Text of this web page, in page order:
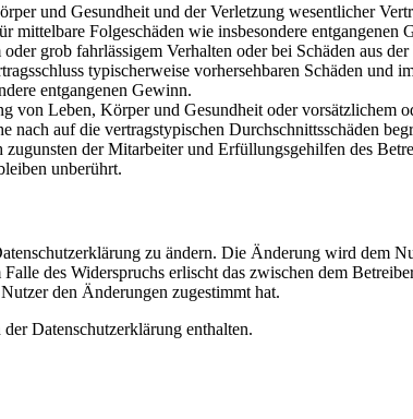
und Gesundheit und der Verletzung wesentlicher
mittelbare Folgeschäden wie insbesondere entgangenen
grob fahrlässigem Verhalten oder bei Schäden aus
typischerweise vorhersehbaren Schäden und
entgangenen Gewinn.
von Leben, Körper und Gesundheit oder vorsätzlichem
auf die vertragstypischen Durchschnittsschäden
der Mitarbeiter und Erfüllungsgehilfen des
unberührt.
zu ändern. Die Änderung wird dem
des Widerspruchs erlischt das zwischen dem
den Änderungen zugestimmt hat.
Datenschutzerklärung enthalten.